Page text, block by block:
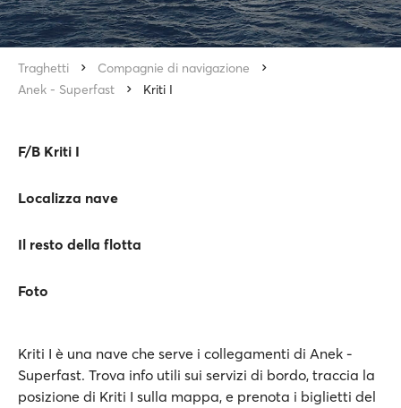
Traghetti
Compagnie di navigazione
Anek - Superfast
Kriti I
F/B Kriti I
Localizza nave
Il resto della flotta
Foto
Kriti I è una nave che serve i collegamenti di Anek -
Superfast. Trova info utili sui servizi di bordo, traccia la
posizione di Kriti I sulla mappa, e prenota i biglietti del